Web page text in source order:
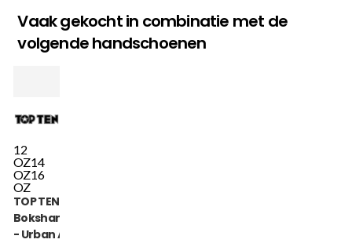
Vaak gekocht in combinatie met de
volgende handschoenen
12
OZ14
OZ16
OZ
TOP TEN
Bokshandschoen
- Urban Arts -